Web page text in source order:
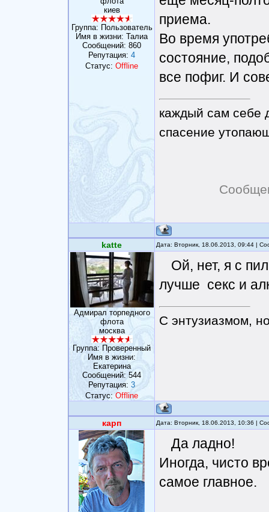
киев
Группа: Пользователь
Имя в жизни: Талиа
Сообщений: 860
Репутация: 4
Статус: Offline
приема.
Во время
состояние,
все пофиг. И
каждый сам себе
спасение
katte Дата: Вторник, 18.06.2013, 09:44 |
Адмирал торпедного
флота
москва
Группа: Проверенный
Имя в жизни:
Eкатерина
Сообщений: 544
Репутация: 3
Статус:Offline
Ой, нет, я с
лучше секс и
С энтузиазмом,
карп Дата: Вторник, 18.06.2013, 10:36 |
Да ладно!
Иногда, чисто
самое главное.